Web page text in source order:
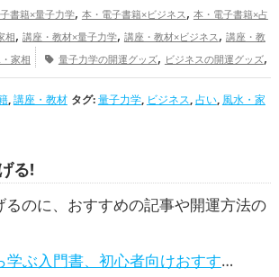
書籍×量子力学, 本・電子書籍×ビジネス , 本・電子書籍×占
相, 講座・教材×量子力学, 講座・教材×ビジネス , 講座・教
家相 量子力学の開運グッズ, ビジネスの開運グッズ,
相の開運グッズ 仕事運アップ
,講座・教材 タグ:量子力学, ビジネス,占い, 風水・家
る!
るのに、おすすめの記事や開運方法の
ぶ入門書、初心者向けおすすめ本